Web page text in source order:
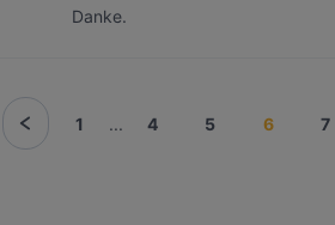
Danke.
1 ... 4 5 6 7